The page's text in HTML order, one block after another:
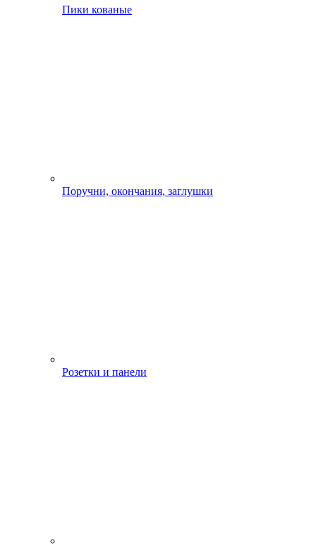
Пики кованые
Поручни, окончания, заглушки
Розетки и панели